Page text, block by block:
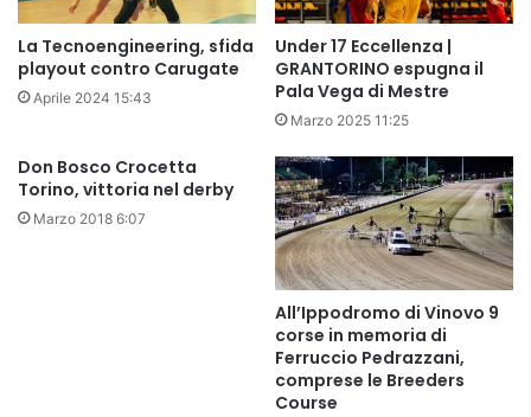
La Tecnoengineering, sfida
playout contro Carugate
Aprile 2024 15:43
Under 17 Eccellenza |
GRANTORINO espugna il
Pala Vega di Mestre
Marzo 2025 11:25
Don Bosco Crocetta
Torino, vittoria nel derby
Marzo 2018 6:07
All’Ippodromo di Vinovo 9
corse in memoria di
Ferruccio Pedrazzani,
comprese le Breeders
Course